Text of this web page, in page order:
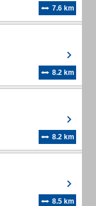
7.6 km
8.2 km
8.2 km
8.5 km